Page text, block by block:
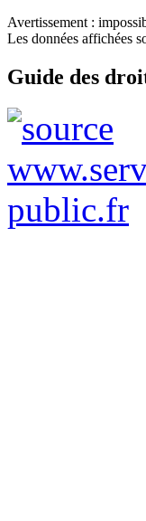
Avertissement :
Les données affichées
Guide des